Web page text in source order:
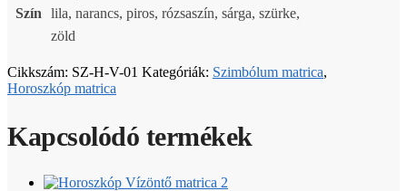
Szín
lila, narancs, piros, rózsaszín, sárga, szürke,
zöld
Cikkszám: SZ-H-V-01 Kategóriák: Szimbólum matrica,
Horoszkóp matrica
Kapcsolódó termékek